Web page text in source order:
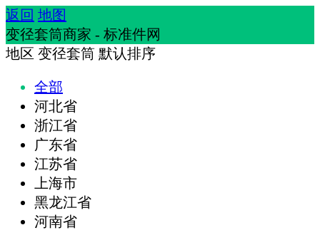
返回 地图
变径套筒商家 - 标准件网
地区 变径套筒 默认排序
全部
河北省
浙江省
广东省
江苏省
上海市
黑龙江省
河南省